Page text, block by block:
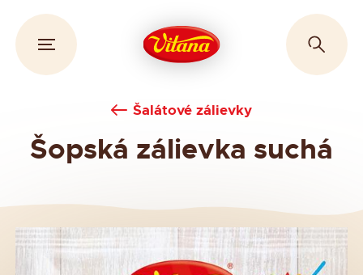
Šalátové zálievky
Šopská zálievka suchá